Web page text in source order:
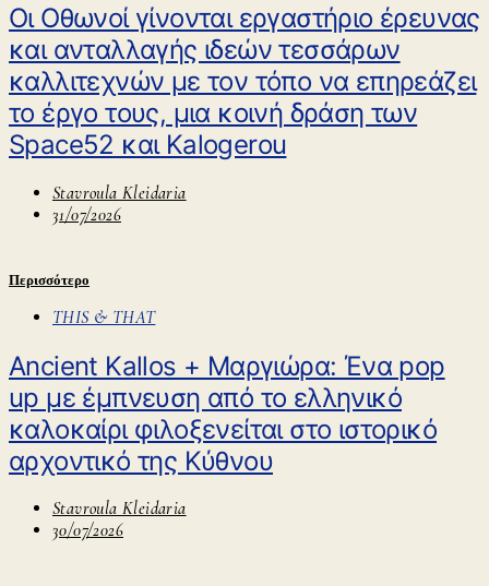
Οι Οθωνοί γίνονται εργαστήριο έρευνας
και ανταλλαγής ιδεών τεσσάρων
καλλιτεχνών με τον τόπο να επηρεάζει
το έργο τους, μια κοινή δράση των
Space52 και Kalogerou
Stavroula Kleidaria
31/07/2026
Περισσότερο
THIS & THAT
Ancient Kallos + Μαργιώρα: Ένα pop
up με έμπνευση από το ελληνικό
καλοκαίρι φιλοξενείται στο ιστορικό
αρχοντικό της Κύθνου
Stavroula Kleidaria
30/07/2026